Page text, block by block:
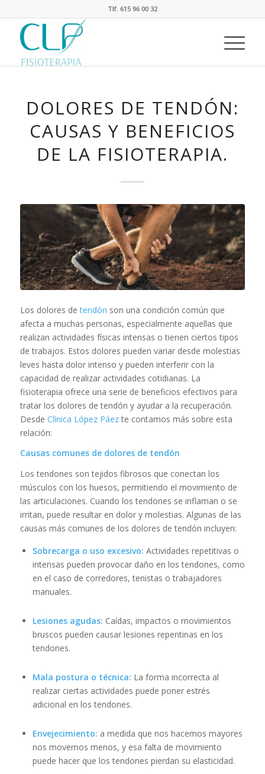
Tlf. 615 96 00 32
DOLORES DE TENDÓN:
CAUSAS Y BENEFICIOS
DE LA FISIOTERAPIA.
Los dolores detendón son una condición común que
afecta a muchas personas, especialmente aquellas que
realizan actividades físicas intensas o tienen ciertos tipos
de trabajos. Estos dolores pueden variar desde molestias
leves hasta dolor intenso y pueden interferir con la
capacidad de realizar actividades cotidianas. La
fisioterapia ofrece una serie de beneficios efectivos para
tratar los dolores de tendón y ayudar a la recuperación.
Desde Clínica López Páezte contamos más sobre esta
relación:
Causas comunes de dolores de tendón
Los tendones son tejidos fibrosos que conectan los
músculos con los huesos, permitiendo el movimiento de
las articulaciones. Cuando los tendones se inflaman o se
irritan, puede resultar en dolor y molestias. Algunas de las
causas más comunes de los dolores de tendón incluyen:
Sobrecarga o uso excesivo: Actividades repetitivas o
intensas pueden provocar daño en los tendones, como
en el caso de corredores, tenistas o trabajadores
manuales.
Lesiones agudas: Caídas, impactos o movimientos
bruscos pueden causar lesiones repentinas en los
tendones.
Mala postura o técnica: La forma incorrecta al
realizar ciertas actividades puede poner estrés
adicional en los tendones.
Envejecimiento: a medida que nos hacemos mayores
nos movemos menos, y esa falta de movimiento
puede hacer que los tendones pierdan su elasticidad.